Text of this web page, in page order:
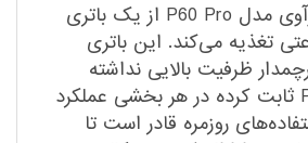
گوشی موبایل هوآوی مدل P60 Pro از یک باتری
تغذیه می‌کند. این باتری
ظرفیت بالایی نداشته
باشد اما P60 Pro ثابت کرده در هر بخشی عملکرد
روزمره قادر است تا